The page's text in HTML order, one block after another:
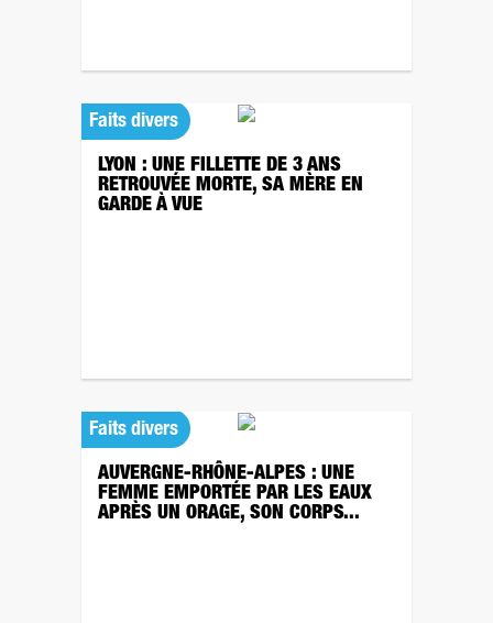
Faits divers
LYON : UNE FILLETTE DE 3 ANS
RETROUVÉE MORTE, SA MÈRE EN
GARDE À VUE
Faits divers
AUVERGNE-RHÔNE-ALPES : UNE
FEMME EMPORTÉE PAR LES EAUX
APRÈS UN ORAGE, SON CORPS...